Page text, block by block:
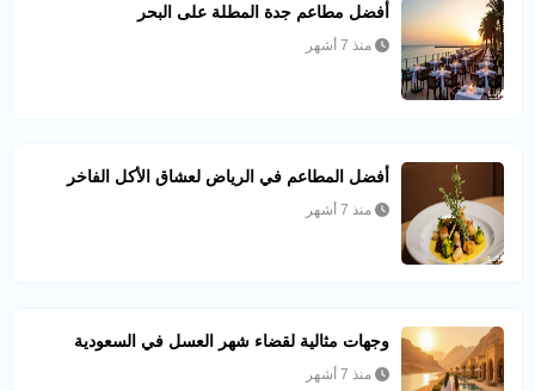
أفضل مطاعم جدة المطلة على البحر
منذ 7 أشهر
أفضل المطاعم في الرياض لعشاق الأكل الفاخر
منذ 7 أشهر
وجهات مثالية لقضاء شهر العسل في السعودية
منذ 7 أشهر